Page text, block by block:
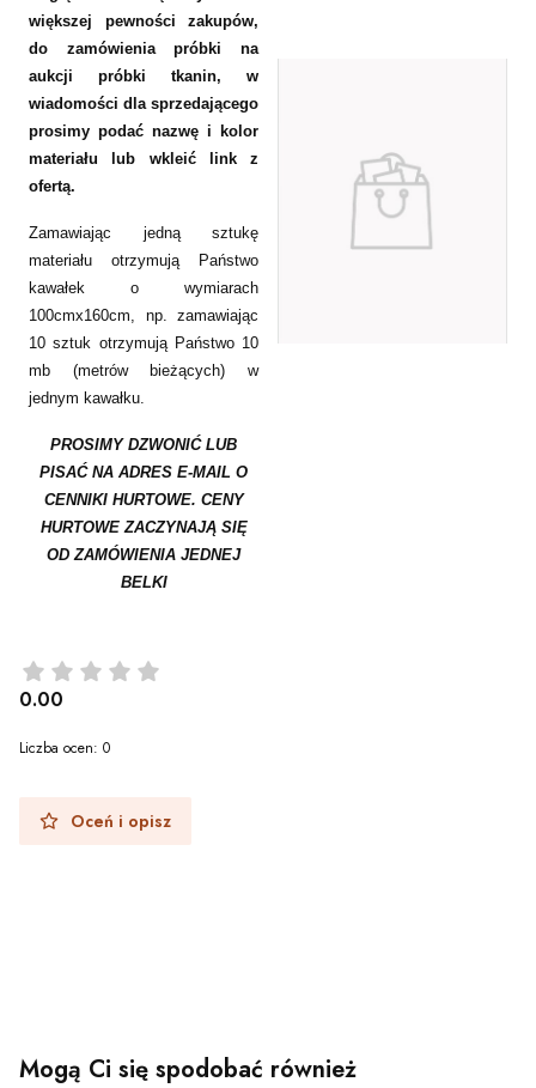
większej pewności zakupów,
do zamówienia próbki na
aukcji próbki tkanin, w
wiadomości dla sprzedającego
prosimy podać nazwę i kolor
materiału lub wkleić link z
ofertą.
Zamawiając jedną sztukę
materiału otrzymują Państwo
kawałek o wymiarach
100cmx160cm, np. zamawiając
10 sztuk otrzymują Państwo 10
mb (metrów bieżących) w
jednym kawałku.
PROSIMY DZWONIĆ LUB
PISAĆ NA ADRES E-MAIL O
CENNIKI HURTOWE. CENY
HURTOWE ZACZYNAJĄ SIĘ
OD ZAMÓWIENIA JEDNEJ
BELKI
0.00
Liczba ocen: 0
Oceń i opisz
Mogą Ci się spodobać również